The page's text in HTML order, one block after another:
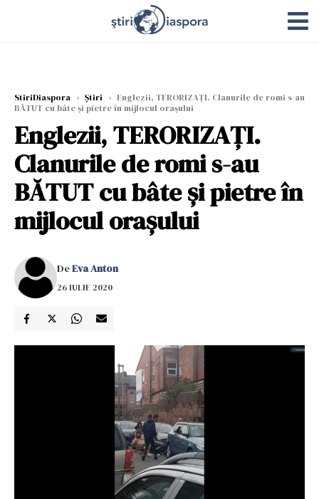
StiriDiaspora › Știri › Englezii, TERORIZAȚI. Clanurile de romi s-au
BĂTUT cu bâte și pietre în mijlocul orașului
Englezii, TERORIZAȚI.
Clanurile de romi s-au
BĂTUT cu bâte și pietre în
mijlocul orașului
DeEva Anton
26 IULIE 2020